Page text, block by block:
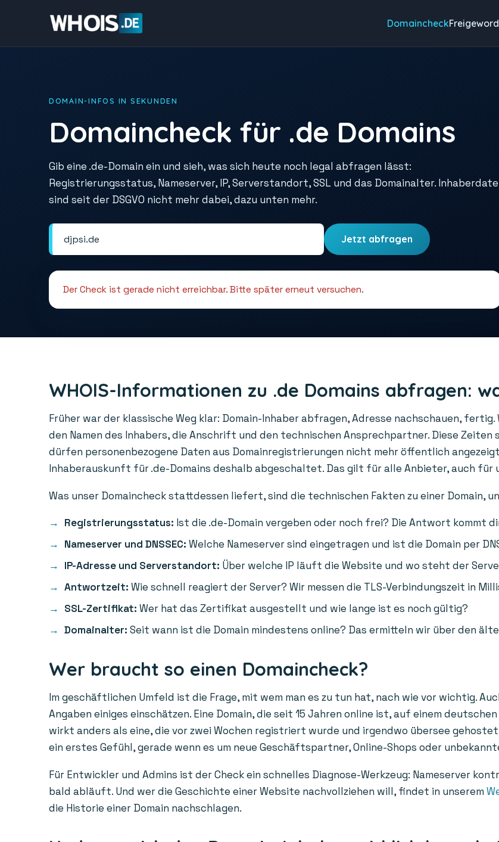
Domaincheck
DOMAIN-INFOS IN SEKUNDEN
Domaincheck für .de Domains
Gib eine .de-Domain ein und sieh, was sich heute noch legal abfragen lässt:
Registrierungsstatus, Nameserver, IP, Serverstandort, SSL und das Domainalter.
sind seit der DSGVO nicht mehr dabei, dazu unten mehr.
Jetzt abfragen
Der Check ist gerade nicht erreichbar. Bitte später erneut versuchen.
WHOIS-Informationen zu .de Domains abfragen:
Früher war der klassische Weg klar: Domain-Inhaber abfragen, Adresse nachschauen, fertig.
den Namen des Inhabers, die Anschrift und den technischen Ansprechpartner. Diese
dürfen personenbezogene Daten aus Domainregistrierungen nicht mehr öffentlich
Inhaberauskunft für .de-Domains deshalb abgeschaltet. Das gilt für alle Anbieter, auch für
Was unser Domaincheck stattdessen liefert, sind die technischen Fakten zu einer Domain,
Registrierungsstatus: Ist die .de-Domain vergeben oder noch frei? Die Antwort kommt
Nameserver und DNSSEC: Welche Nameserver sind eingetragen und ist die Domain per
IP-Adresse und Serverstandort: Über welche IP läuft die Website und wo steht der
Antwortzeit: Wie schnell reagiert der Server? Wir messen die TLS-Verbindungszeit in
SSL-Zertifikat: Wer hat das Zertifikat ausgestellt und wie lange ist es noch gültig?
Domainalter: Seit wann ist die Domain mindestens online? Das ermitteln wir über den
Wer braucht so einen Domaincheck?
Im geschäftlichen Umfeld ist die Frage, mit wem man es zu tun hat, nach wie vor wichtig.
Angaben einiges einschätzen. Eine Domain, die seit 15 Jahren online ist, auf einem
wirkt anders als eine, die vor zwei Wochen registriert wurde und irgendwo übersee
ein erstes Gefühl, gerade wenn es um neue Geschäftspartner, Online-Shops oder
Für Entwickler und Admins ist der Check ein schnelles Diagnose-Werkzeug: Nameserver
bald abläuft. Und wer die Geschichte einer Website nachvollziehen will, findet in unserem
die Historie einer Domain nachschlagen.